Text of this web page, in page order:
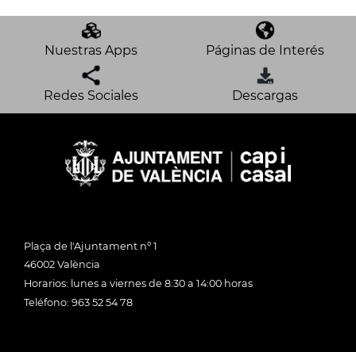
Nuestras Apps Páginas de Interés
Redes Sociales Descargas
Plaça de l'Ajuntament nº 1
46002 València
Horarios: lunes a viernes de 8:30 a 14:00 horas
Teléfono: 963 52 54 78